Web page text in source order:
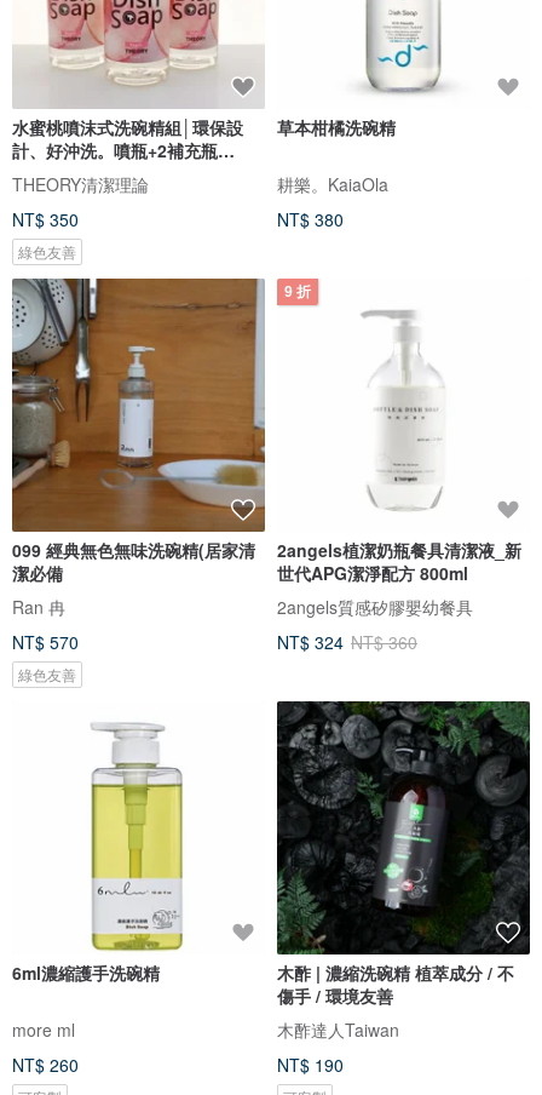
水蜜桃噴沫式洗碗精組│環保設
計、好沖洗。噴瓶+2補充瓶
(500ml)
THEORY清潔理論
NT$ 350
綠色友善
草本柑橘洗碗精
耕樂。KaiaOla
NT$ 380
099 經典無色無味洗碗精(居家清
潔必備
Ran 冉
NT$ 570
綠色友善
9 折
2angels植潔奶瓶餐具清潔液_新
世代APG潔淨配方 800ml
2angels質感矽膠嬰幼餐具
NT$ 324 NT$ 360
6ml濃縮護手洗碗精
more ml
NT$ 260
木酢 | 濃縮洗碗精 植萃成分 / 不
傷手 / 環境友善
木酢達人Taiwan
NT$ 190